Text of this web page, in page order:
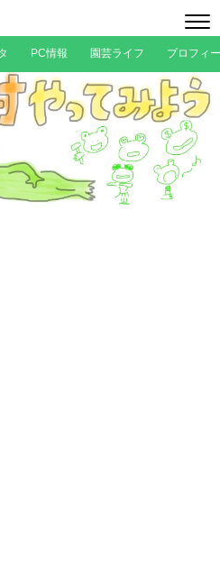
PC情報 園芸ライフ プロフィ